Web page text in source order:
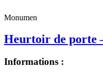
Monumen
Heurtoir de porte
Informations :